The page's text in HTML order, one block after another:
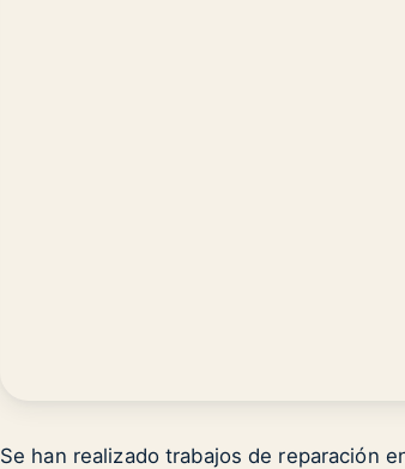
Se han realizado trabajos de reparación